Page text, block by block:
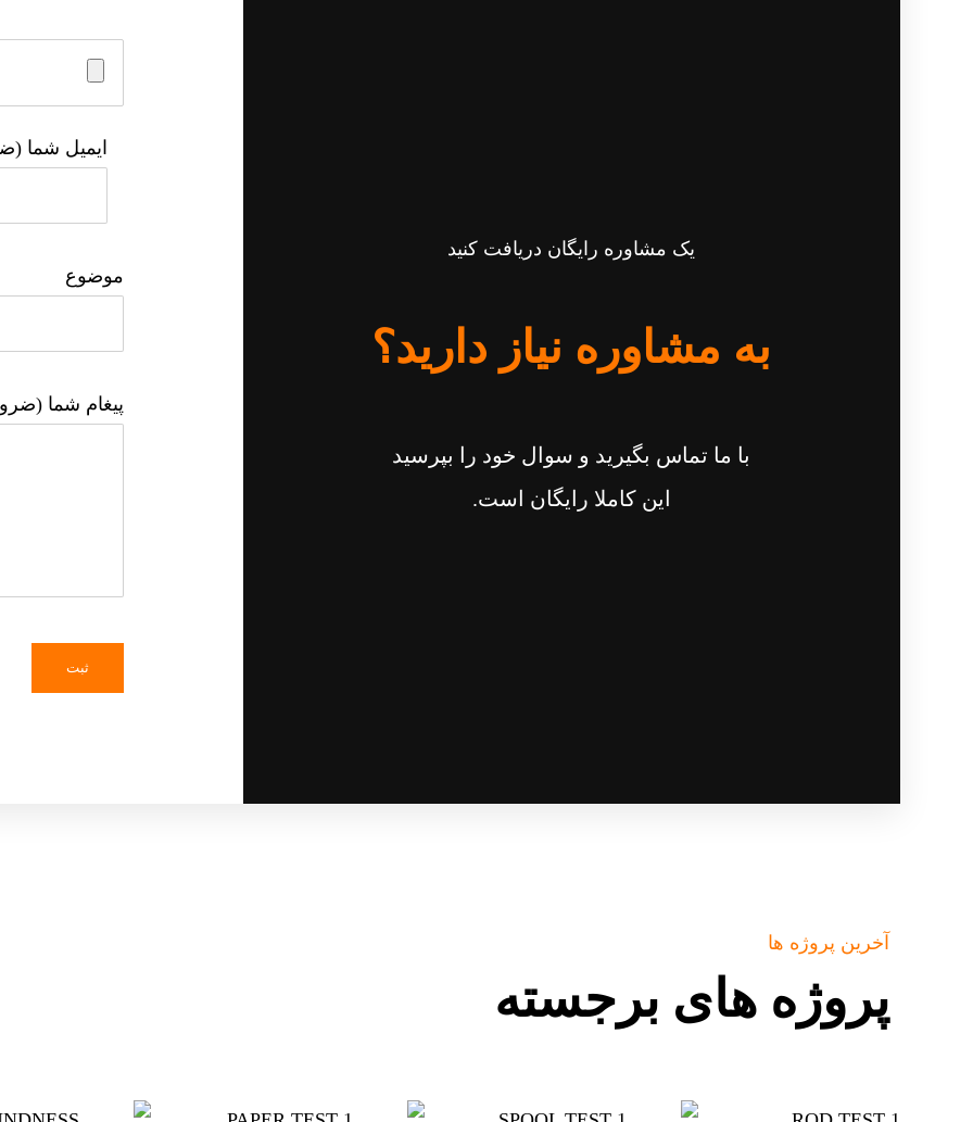
یک مشاوره رایگان دریافت کنید
به مشاوره نیاز دارید؟
با ما تماس بگیرید و سوال خود را بپرسید
این کاملا رایگان است.
ایمیل شما
موضوع
پیغام شما
آخرین پروژه ها
پروژه های برجسته